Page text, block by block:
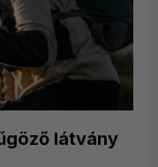
látvány